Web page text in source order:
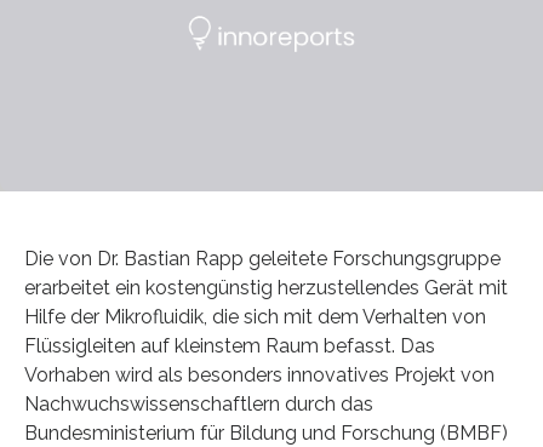
Die von Dr. Bastian Rapp geleitete Forschungsgruppe
erarbeitet ein kostengünstig herzustellendes Gerät mit
Hilfe der Mikrofluidik, die sich mit dem Verhalten von
Flüssigleiten auf kleinstem Raum befasst. Das
Vorhaben wird als besonders innovatives Projekt von
Nachwuchswissenschaftlern durch das
Bundesministerium für Bildung und Forschung (BMBF)